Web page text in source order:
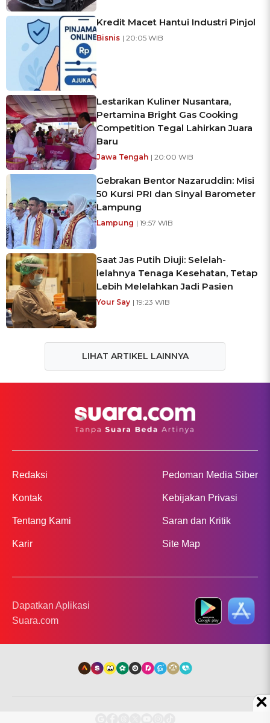
Kredit Macet Hantui Industri Pinjol
Bisnis | 20:05 WIB
Lestarikan Kuliner Nusantara,
Pertamina Bright Gas Cooking
Competition Tegal Lahirkan Juara
Baru
Jawa Tengah | 20:00 WIB
Gebrakan Bentor Nazaruddin: Misi
50 Kursi PRI dan Sinyal Barometer
Lampung
Lampung | 19:57 WIB
Saat Jas Putih Diuji: Selelah-
lelahnya Tenaga Kesehatan, Tetap
Lebih Melelahkan Jadi Pasien
Your Say | 19:23 WIB
LIHAT ARTIKEL LAINNYA
Redaksi
Kontak
Tentang Kami
Karir
Pedoman Media Siber
Kebijakan Privasi
Saran dan Kritik
Site Map
Dapatkan Aplikasi
Suara.com